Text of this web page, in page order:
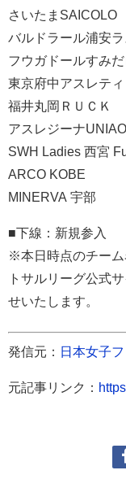
さいたまSAICOLO
バルドラール浦安
フウガドールすみ
東京府中アスレテ
福井丸岡ＲＵＣＫ
アスレジーナ
SWH Ladies 西宮
ARCO KOBE
MINERVA 宇部
■下線：新規参入
※本日時点のチーム
トサルリーグ公式
せいたします。
発信元： 日本女子
元記事リンク：